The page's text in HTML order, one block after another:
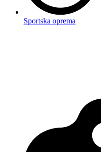
Sportska oprema